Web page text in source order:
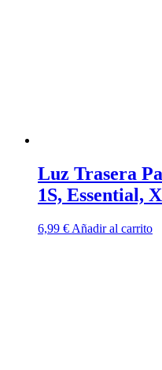
Luz Trasera
1S, Essential,
6,99 € Añadir al carrito